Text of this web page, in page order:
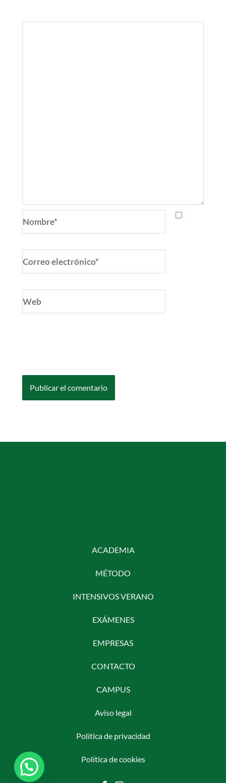
electrónico*
ACADEMIA
MÉTODO
INTENSIVOS VERANO
EXÁMENES
EMPRESAS
CONTACTO
CAMPUS
Aviso legal
Política de privacidad
Política de cookies